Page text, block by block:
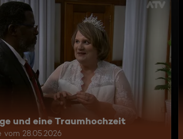
und eine Traumhochzeit
vom 28.05.2026